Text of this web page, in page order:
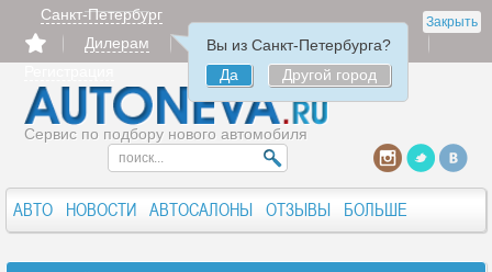
Закрыть
Санкт-Петербург
Вы из Санкт-Петербурга?
Да
Другой город
Дилерам Продать
Авторизация
Сервис по подбору нового автомобиля
АВТО НОВОСТИ АВТОСАЛОНЫ ОТЗЫВЫ БОЛЬШЕ